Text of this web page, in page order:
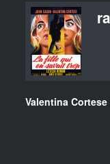
Valentina